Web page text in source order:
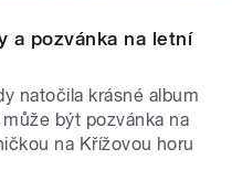
a pozvánka na letní
natočila krásné album
být pozvánka na
na Křížovou horu